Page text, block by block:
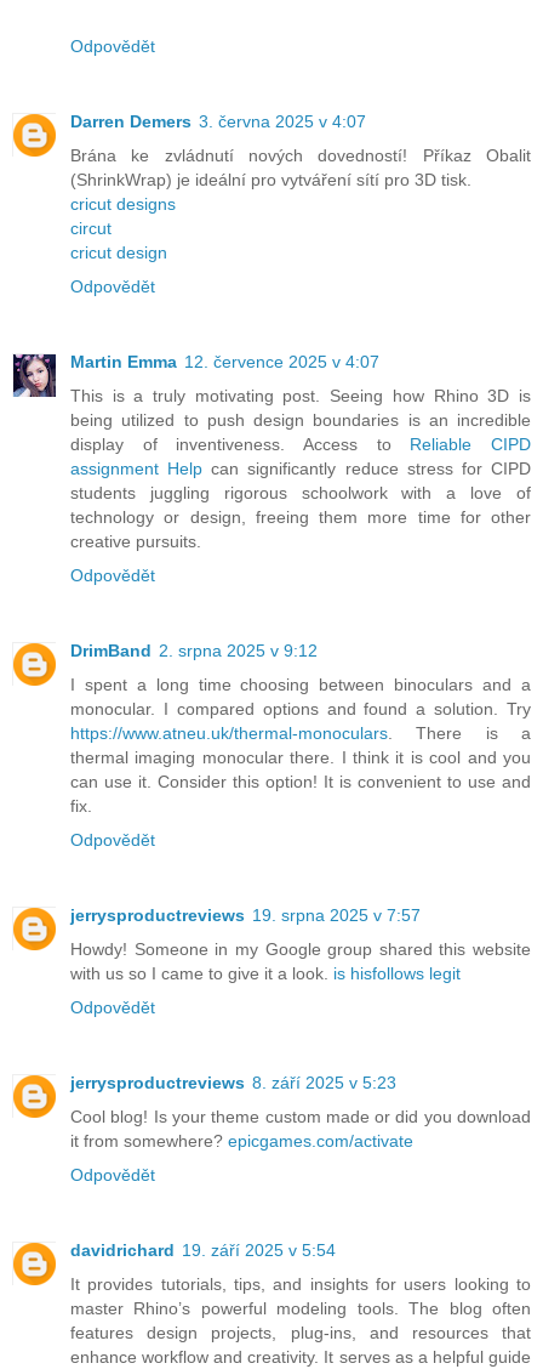
Odpovědět
Darren Demers 3. června 2025 v 4:07
Brána ke zvládnutí nových dovedností! Příkaz Obalit
(ShrinkWrap) je ideální pro vytváření sítí pro 3D tisk.
cricut designs
circut
cricut design
Odpovědět
Martin Emma 12. července 2025 v 4:07
This is a truly motivating post. Seeing how Rhino 3D is
being utilized to push design boundaries is an incredible
display of inventiveness. Access to Reliable CIPD
assignment Help can significantly reduce stress for CIPD
students juggling rigorous schoolwork with a love of
technology or design, freeing them more time for other
creative pursuits.
Odpovědět
DrimBand 2. srpna 2025 v 9:12
I spent a long time choosing between binoculars and a
monocular. I compared options and found a solution. Try
https://www.atneu.uk/thermal-monoculars. There is a
thermal imaging monocular there. I think it is cool and you
can use it. Consider this option! It is convenient to use and
fix.
Odpovědět
jerrysproductreviews 19. srpna 2025 v 7:57
Howdy! Someone in my Google group shared this website
with us so I came to give it a look. is hisfollows legit
Odpovědět
jerrysproductreviews 8. září 2025 v 5:23
Cool blog! Is your theme custom made or did you download
it from somewhere? epicgames.com/activate
Odpovědět
davidrichard 19. září 2025 v 5:54
It provides tutorials, tips, and insights for users looking to
master Rhino’s powerful modeling tools. The blog often
features design projects, plug-ins, and resources that
enhance workflow and creativity. It serves as a helpful guide